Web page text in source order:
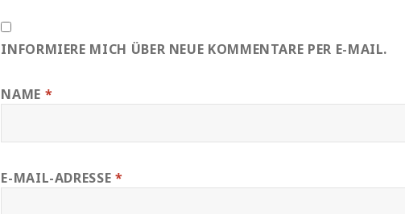
INFORMIERE MICH ÜBER NEUE KOMMENTARE PER E-MAIL.
NAME *
E-MAIL-ADRESSE *